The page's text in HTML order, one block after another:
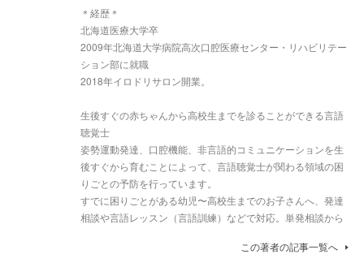
＊経歴＊
北海道医療大学卒
2009年北海道大学病院高次口腔医療センター・リハビリテー
ション部に就職
2018年イロドリサロン開業。
生後すぐの赤ちゃんから高校生までを診ることができる言語
聴覚士
姿勢運動発達、口腔機能、非言語的コミュニケーションを生
後すぐから育むことによって、言語聴覚士が関わる領域の困
りごとの予防を行っています。
すでに困りごとがある幼児〜高校生までのお子さんへ、発達
相談や言語レッスン（言語訓練）などで対応。単発相談から
この著者の記事一覧へ